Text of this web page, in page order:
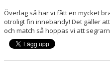
Överlag så har vi fått en mycket
otroligt fin innebandy! Det gäller
och match så hoppas vi att